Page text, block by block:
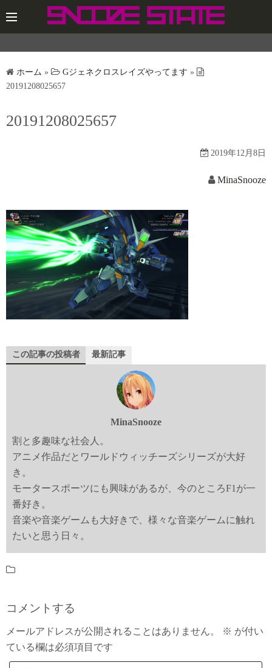
ン
ン
ツ
へ
キ
ホーム » Gジェネクロスレイズやってます »
20191208025657
20191208025657
2019年12月8日
MinaSnooze
この記事の投稿者 最新記事
MinaSnooze
割と多趣味な社会人。
アニメ作品だとワールドウィッチーズシリーズが大好
き。
モータースポーツにも興味があるが、今のところF1が一
番好き。
音楽や音楽ゲームも大好きで、様々な音楽ゲームに触れ
たいと思う日々。
コメントする
メールアドレスが公開されることはありません。 ※ が付い
ている欄は必須項目です